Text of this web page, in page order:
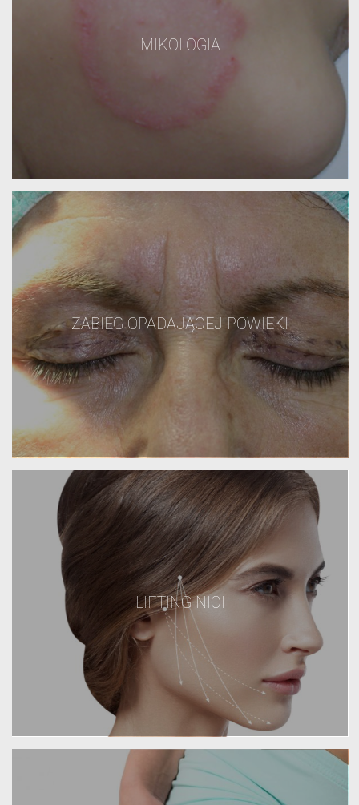
MIKOLOGIA
ZABIEG OPADAJĄCEJ POWIEKI
LIFTING NICI